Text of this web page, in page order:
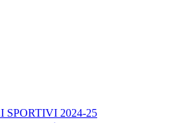
SPORTIVI 2024-25